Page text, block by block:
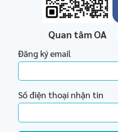
Quan tâm OA
Đăng ký email
Số điện thoại nhận tin